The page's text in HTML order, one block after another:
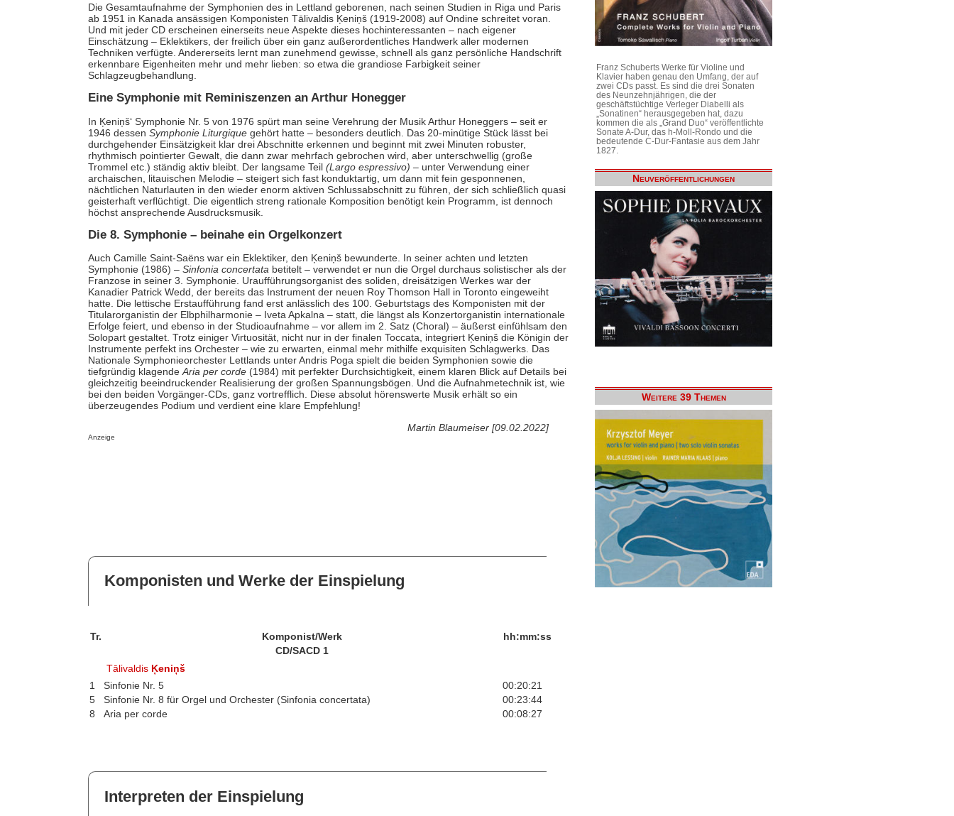
Die Gesamtaufnahme der Symphonien des in Lettland geborenen, nach seinen Studien in Riga und Paris
ab 1951 in Kanada ansässigen Komponisten Tālivaldis Ķeniņš (1919-2008) auf Ondine schreitet voran.
Und mit jeder CD erscheinen einerseits neue Aspekte dieses hochinteressanten – nach eigener
Einschätzung – Eklektikers, der freilich über ein ganz außerordentliches Handwerk aller modernen
Techniken verfügte. Andererseits lernt man zunehmend gewisse, schnell als ganz persönliche Handschrift
erkennbare Eigenheiten mehr und mehr lieben: so etwa die grandiose Farbigkeit seiner
Schlagzeugbehandlung.
Eine Symphonie mit Reminiszenzen an Arthur Honegger
In Ķeniņš‘ Symphonie Nr. 5 von 1976 spürt man seine Verehrung der Musik Arthur Honeggers – seit er
1946 dessen Symphonie Liturgiquegehört hatte – besonders deutlich. Das 20-minütige Stück lässt bei
durchgehender Einsätzigkeit klar drei Abschnitte erkennen und beginnt mit zwei Minuten robuster,
rhythmisch pointierter Gewalt, die dann zwar mehrfach gebrochen wird, aber unterschwellig (große
Trommel etc.) ständig aktiv bleibt. Der langsame Teil (Largo espressivo) – unter Verwendung einer
archaischen, litauischen Melodie – steigert sich fast konduktartig, um dann mit fein gesponnenen,
nächtlichen Naturlauten in den wieder enorm aktiven Schlussabschnitt zu führen, der sich schließlich quasi
geisterhaft verflüchtigt. Die eigentlich streng rationale Komposition benötigt kein Programm, ist dennoch
höchst ansprechende Ausdrucksmusik.
Die 8. Symphonie – beinahe ein Orgelkonzert
Auch Camille Saint-Saëns war ein Eklektiker, den Ķeniņš bewunderte. In seiner achten und letzten
Symphonie (1986) – Sinfonia concertatabetitelt – verwendet er nun die Orgel durchaus solistischer als der
Franzose in seiner 3. Symphonie. Uraufführungsorganist des soliden, dreisätzigen Werkes war der
Kanadier Patrick Wedd, der bereits das Instrument der neuen Roy Thomson Hall in Toronto eingeweiht
hatte. Die lettische Erstaufführung fand erst anlässlich des 100. Geburtstags des Komponisten mit der
Titularorganistin der Elbphilharmonie – Iveta Apkalna – statt, die längst als Konzertorganistin internationale
Erfolge feiert, und ebenso in der Studioaufnahme – vor allem im 2. Satz (Choral) – äußerst einfühlsam den
Solopart gestaltet. Trotz einiger Virtuosität, nicht nur in der finalen Toccata, integriert Ķeniņš die Königin der
Instrumente perfekt ins Orchester – wie zu erwarten, einmal mehr mithilfe exquisiten Schlagwerks. Das
Nationale Symphonieorchester Lettlands unter Andris Poga spielt die beiden Symphonien sowie die
tiefgründig klagendeAria per corde(1984) mit perfekter Durchsichtigkeit, einem klaren Blick auf Details bei
gleichzeitig beeindruckender Realisierung der großen Spannungsbögen. Und die Aufnahmetechnik ist, wie
bei den beiden Vorgänger-CDs, ganz vortrefflich. Diese absolut hörenswerte Musik erhält so ein
überzeugendes Podium und verdient eine klare Empfehlung!
Martin Blaumeiser [09.02.2022]
Anzeige
Komponisten und Werke der Einspielung
Tr. Komponist/Werk
hh:mm:ss
CD/SACD 1
Tālivaldis Ķeniņš
1
Sinfonie Nr. 5
00:20:21
5
Sinfonie Nr. 8 für Orgel und Orchester (Sinfonia concertata)
00:23:44
8
Aria per corde 00:08:27
Interpreten der Einspielung
Franz Schuberts Werke für Violine und
Klavier haben genau den Umfang, der auf
zwei CDs passt. Es sind die drei Sonaten
des Neunzehnjährigen, die der
geschäftstüchtige Verleger Diabelli als
„Sonatinen“ herausgegeben hat, dazu
kommen die als „Grand Duo“ veröffentlichte
Sonate A-Dur, das h-Moll-Rondo und die
bedeutende C-Dur-Fantasie aus dem Jahr
1827.
Neuveröffentlichungen
Weitere 39 Themen